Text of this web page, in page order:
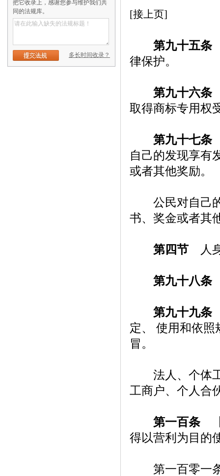
把它收录上，感谢您参与维护我们共
同的法规库。
多长时间收录？
[接上页]
第九十五条
律保护。
第九十六条
取得商标专用权
第九十七条
自己的发现享有
或者其他奖励。
公民对自己的
书、奖金或者其
第四节 人
第九十八条
第九十九条
定、 使用和依
冒。
法人、个体工
工商户、个人合
第一百条
得以营利为目的
第一百零一条